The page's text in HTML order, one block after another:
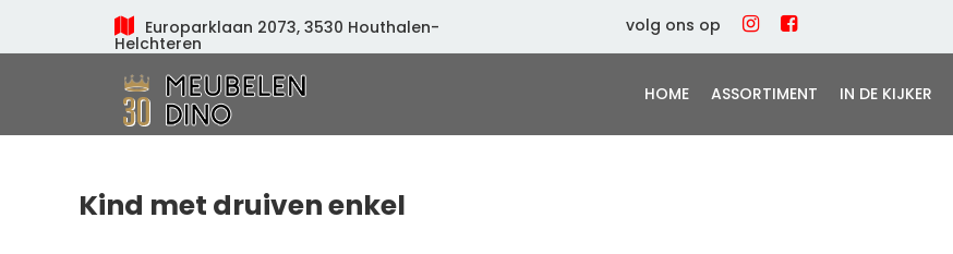
Europarklaan 2073, 3530 Houthalen-
Helchteren
volg ons op
HOME ASSORTIMENT IN DE KIJKER
Kind met druiven enkel